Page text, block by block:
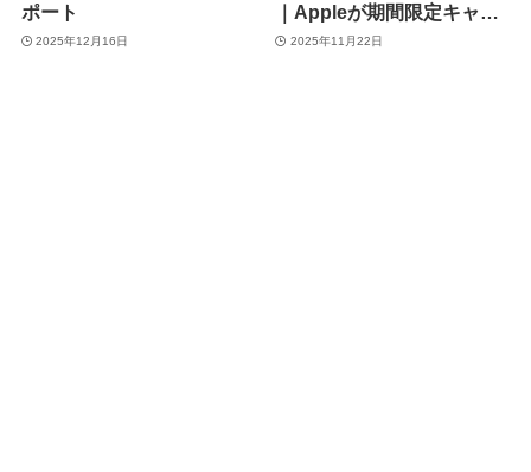
ポート
2025年12月16日
｜Appleが期間限定キャン
ペーンを実施中
2025年11月22日